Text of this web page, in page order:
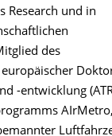
Research und in
des
-entwicklung